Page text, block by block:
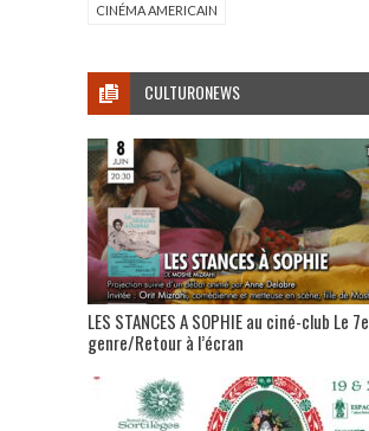
CINÉMA AMERICAIN
CULTURONEWS
LES STANCES A SOPHIE au ciné-club Le 7e
genre/Retour à l’écran